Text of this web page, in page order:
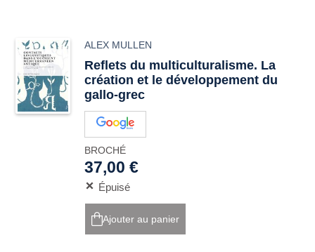
ALEX MULLEN
Reflets du multiculturalisme. La
création et le développement du
gallo-grec
BROCHÉ
37,00 €
Épuisé
Ajouter au panier